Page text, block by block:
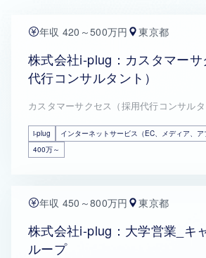
年収 420～500万円 東京都
株式会社i-plug：カスタマー
代行コンサルタント）
カスタマーサクセス（採用代行コンサルタ
i-plug インターネットサービス（EC、メディア、ア
400万～
年収 450～800万円 東京都
株式会社i-plug：大学営業_キ
ループ